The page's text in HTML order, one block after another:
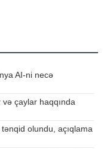
AI-ni necə
çaylar haqqında
olundu, açıqlama